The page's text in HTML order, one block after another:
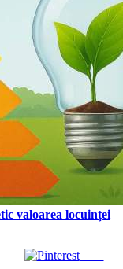
valoarea locuinței
Save